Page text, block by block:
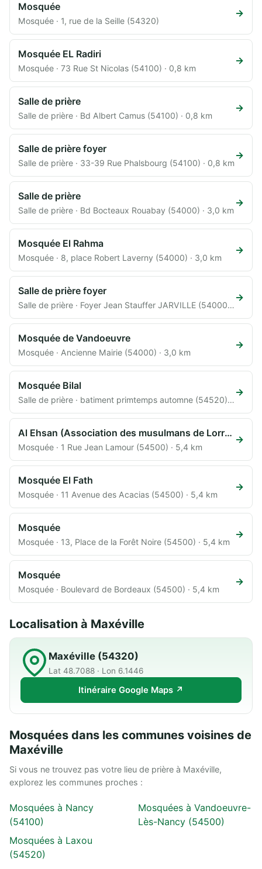
Mosquée
Mosquée · 1, rue de la Seille (54320)
→
Mosquée EL Radiri
Mosquée · 73 Rue St Nicolas (54100) · 0,8 km
→
Salle de prière
Salle de prière · Bd Albert Camus (54100) · 0,8 km
→
Salle de prière foyer
Salle de prière · 33-39 Rue Phalsbourg (54100) · 0,8 km
→
Salle de prière
Salle de prière · Bd Bocteaux Rouabay (54000) · 3,0 km
→
Mosquée El Rahma
Mosquée · 8, place Robert Laverny (54000) · 3,0 km
→
Salle de prière foyer
Salle de prière · Foyer Jean Stauffer JARVILLE (54000) · 3,0 km
→
Mosquée de Vandoeuvre
Mosquée · Ancienne Mairie (54000) · 3,0 km
→
Mosquée Bilal
Salle de prière · batiment primtemps automne (54520) · 3,8 km
→
Al Ehsan (Association des musulmans de Lorraine)
Mosquée · 1 Rue Jean Lamour (54500) · 5,4 km
→
Mosquée El Fath
Mosquée · 11 Avenue des Acacias (54500) · 5,4 km
→
Mosquée
Mosquée · 13, Place de la Forêt Noire (54500) · 5,4 km
→
Mosquée
Mosquée · Boulevard de Bordeaux (54500) · 5,4 km
→
Localisation à Maxéville
Maxéville (54320)
Lat 48.7088 · Lon 6.1446
Itinéraire Google Maps ↗
Mosquées dans les communes voisines de
Maxéville
Si vous ne trouvez pas votre lieu de prière à Maxéville,
explorez les communes proches :
Mosquées à Nancy
(54100)
Mosquées à Laxou
(54520)
Mosquées à Vandoeuvre-
Lès-Nancy (54500)